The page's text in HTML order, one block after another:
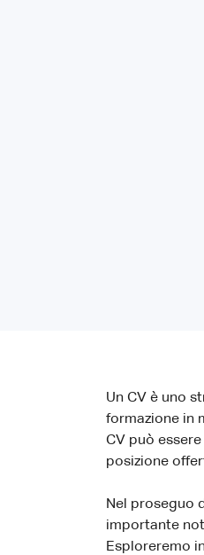
Un CV è uno
formazione in
CV può
posizione
Nel proseguo
importante
Esploreremo